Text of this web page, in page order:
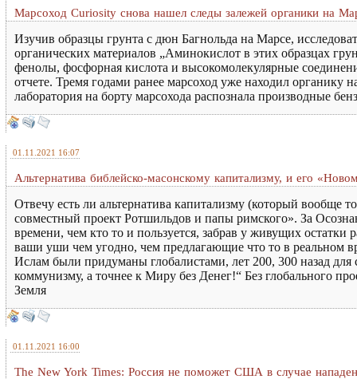
Марсоход Curiosity снова нашел следы залежей органики на
Изучив образцы грунта с дюн Багнольда на Марсе,
органических материалов „Аминокислот в этих образцах
фенолы, фосфорная кислота и высокомолекулярные
отчете. Тремя годами ранее марсоход уже находил
лаборатория на борту марсохода распознала производные
01.11.2021 16:07
Альтернатива библейско-масонскому капитализму, и его
Отвечу есть ли альтернатива капитализму (который вообще
совместный проект Ротшильдов и папы римского». За
времени, чем кто то и пользуется, забрав у живущих
ваши уши чем угодно, чем предлагающие что то в реальном
Ислам были придуманы глобалистами, лет 200, 300 назад
коммунизму, а точнее к Миру без Денег!“ Без глобального
Земля
01.11.2021 16:00
The New York Times: Россия не поможет США в случае